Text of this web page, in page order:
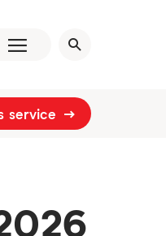
service